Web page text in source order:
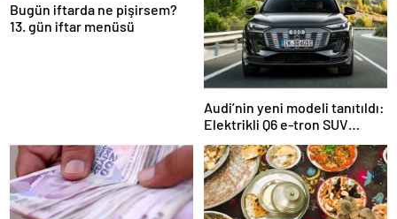
Bugün iftarda ne pişirsem?
13. gün iftar menüsü
Audi’nin yeni modeli tanıtıldı:
Elektrikli Q6 e-tron SUV
yüzde 15 fiyat avantajı ile
geliyor…